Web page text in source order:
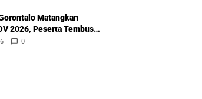
Matangkan
2026, Peserta Tembus
0